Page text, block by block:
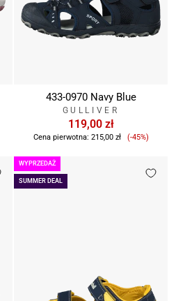
433-0970 Navy Blue
GULLIVER
119,00 zł
Cena pierwotna: 215,00 zł
Cena
(-45%)
SUMMER DEAL
WYPRZEDAŻ